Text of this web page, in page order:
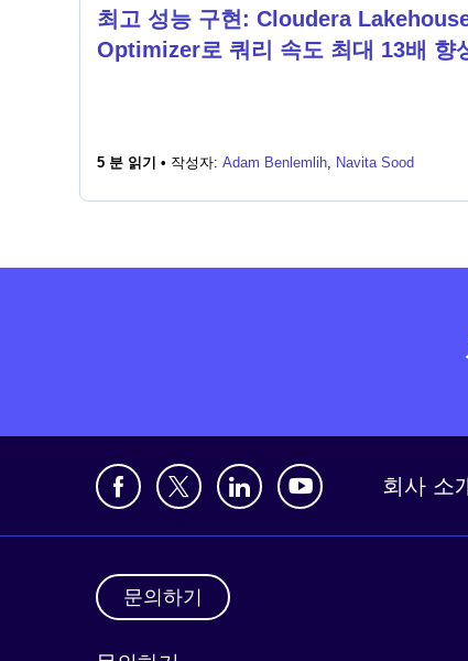
최고 성능 구현: Cloudera
Optimizer로 쿼리 속도 최대 13배 향
5 분 읽기 • 작성자: Adam Benlemlih, Navita Sood
회사 소
문의하기